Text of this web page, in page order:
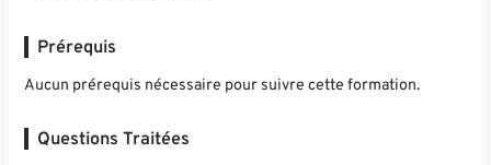
Prérequis
Aucun prérequis nécessaire pour suivre cette formation.
Questions Traitées